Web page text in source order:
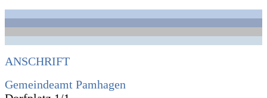
ANSCHRIFT
Gemeindeamt Pamhagen